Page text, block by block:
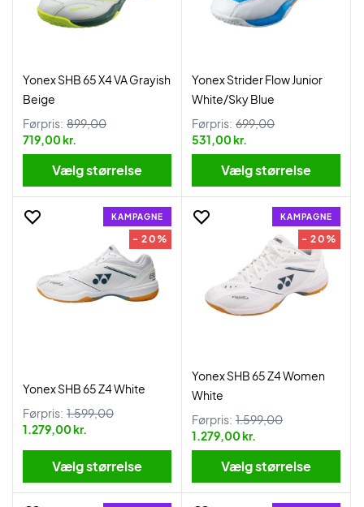
Yonex SHB 65 X4 VA Grayish
Beige
Førpris: 899,00
719,00 kr.
Vælg størrelse
Yonex Strider Flow Junior
White/Sky Blue
Førpris: 699,00
531,00 kr.
Vælg størrelse
KAMPAGNE
- 20%
Yonex SHB 65 Z4 White
Førpris: 1.599,00
1.279,00 kr.
Vælg størrelse
KAMPAGNE
- 20%
Yonex SHB 65 Z4 Women
White
Førpris: 1.599,00
1.279,00 kr.
Vælg størrelse